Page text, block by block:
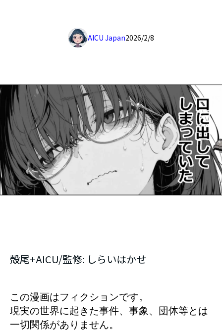
2026/2/8
AICU Japan
殻尾+AICU/監修: しらいはかせ
この漫画はフィクションです。
現実の世界に起きた事件、事象、団体等とは
一切関係がありません。